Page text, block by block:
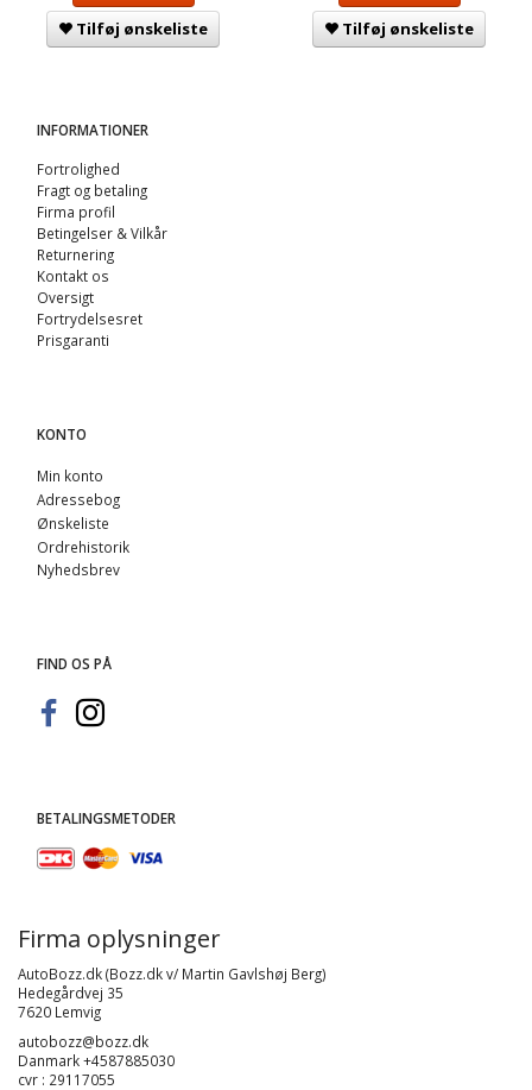
Tilføj ønskeliste
Tilføj ønskeliste
INFORMATIONER
Fortrolighed
Fragt og betaling
Firma profil
Betingelser & Vilkår
Returnering
Kontakt os
Oversigt
Fortrydelsesret
Prisgaranti
KONTO
Min konto
Adressebog
Ønskeliste
Ordrehistorik
Nyhedsbrev
FIND OS PÅ
BETALINGSMETODER
Firma oplysninger
AutoBozz.dk (Bozz.dk v/ Martin Gavlshøj Berg)
Hedegårdvej 35
7620 Lemvig
autobozz@bozz.dk
Danmark +4587885030
cvr : 29117055